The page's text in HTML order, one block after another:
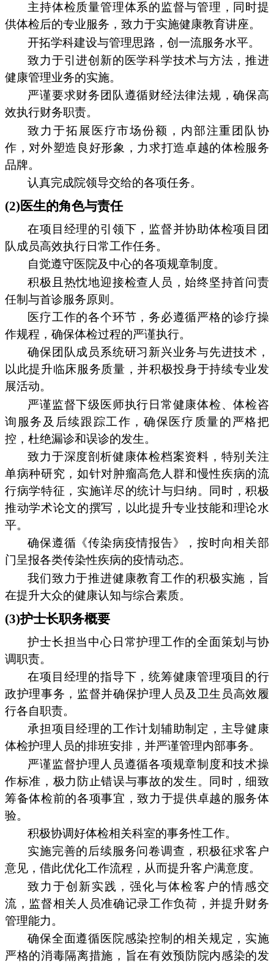
主持体检质量管理体系的监督与管理，同时提
供体检后的专业服务，致力于实施健康教育讲座。
开拓学科建设与管理思路，创一流服务水平。
致力于引进创新的医学科学技术与方法，推进
健康管理业务的实施。
严谨要求财务团队遵循财经法律法规，确保高
效执行财务职责。
致力于拓展医疗市场份额，内部注重团队协
作，对外塑造良好形象，力求打造卓越的体检服务
品牌。
认真完成院领导交给的各项任务。
(2)医生的角色与责任
在项目经理的引领下，监督并协助体检项目团
队成员高效执行日常工作任务。
自觉遵守医院及中心的各项规章制度。
积极且热忱地迎接检查人员，始终坚持首问责
任制与首诊服务原则。
医疗工作的各个环节，务必遵循严格的诊疗操
作规程，确保体检过程的严谨执行。
确保团队成员系统研习新兴业务与先进技术，
以此提升临床服务质量，并积极投身于持续专业发
展活动。
严谨监督下级医师执行日常健康体检、体检咨
询服务及后续跟踪工作，确保医疗质量的严格把
控，杜绝漏诊和误诊的发生。
致力于深度剖析健康体检档案资料，特别关注
单病种研究，如针对肿瘤高危人群和慢性疾病的流
行病学特征，实施详尽的统计与归纳。同时，积极
推动学术论文的撰写，以此提升专业技能和理论水
平。
确保遵循《传染病疫情报告》，按时向相关部
门呈报各类传染性疾病的疫情动态。
我们致力于推进健康教育工作的积极实施，旨
在提升大众的健康认知与综合素质。
(3)护士长职务概要
护士长担当中心日常护理工作的全面策划与协
调职责。
在项目经理的指导下，统筹健康管理项目的行
政护理事务，监督并确保护理人员及卫生员高效履
行各自职责。
承担项目经理的工作计划辅助制定，主导健康
体检护理人员的排班安排，并严谨管理内部事务。
严谨监督护理人员遵循各项规章制度和技术操
作标准，极力防止错误与事故的发生。同时，细致
筹备体检前的各项事宜，致力于提供卓越的服务体
验。
积极协调好体检相关科室的事务性工作。
实施完善的后续服务问卷调查，积极征求客户
意见，借此优化工作流程，从而提升客户满意度。
致力于创新实践，强化与体检客户的情感交
流，监督相关人员准确记录工作负荷，并提升财务
管理能力。
确保全面遵循医院感染控制的相关规定，实施
严格的消毒隔离措施，旨在有效预防院内感染的发